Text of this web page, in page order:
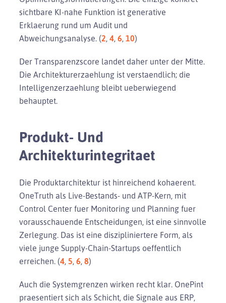
sichtbare KI-nahe Funktion ist generative
Erklaerung rund um Audit und
Abweichungsanalyse. (2, 4, 6, 10)
Der Transparenzscore landet daher unter der Mitte.
Die Architekturerzaehlung ist verstaendlich; die
Intelligenzerzaehlung bleibt ueberwiegend
behauptet.
Produkt- Und
Architekturintegritaet
Die Produktarchitektur ist hinreichend kohaerent.
OneTruth als Live-Bestands- und ATP-Kern, mit
Control Center fuer Monitoring und Planning fuer
vorausschauende Entscheidungen, ist eine sinnvolle
Zerlegung. Das ist eine diszipliniertere Form, als
viele junge Supply-Chain-Startups oeffentlich
erreichen. (4, 5, 6, 8)
Auch die Systemgrenzen wirken recht klar. OnePint
praesentiert sich als Schicht, die Signale aus ERP,